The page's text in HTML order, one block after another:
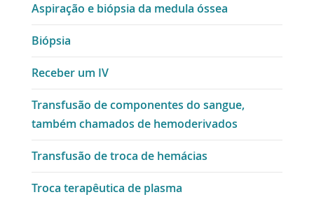
Aspiração e biópsia da medula óssea
Biópsia
Receber um IV
Transfusão de componentes do sangue,
também chamados de hemoderivados
Transfusão de troca de hemácias
Troca terapêutica de plasma